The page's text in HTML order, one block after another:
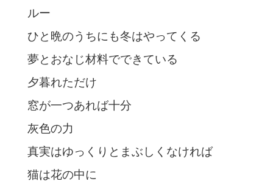
ルー
ひと晩のうちにも冬はやってくる
夢とおなじ材料でできている
夕暮れただけ
窓が一つあれば十分
灰色の力
真実はゆっくりとまぶしくなければ
猫は花の中に